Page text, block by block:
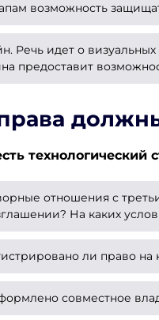
возможность
Речь идет о
предоставит
отношения с
На каких
ли право на
совместное